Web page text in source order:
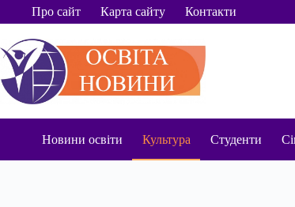
ПерейтиПро сайт Карта сайту Контакти
Новини освіти Культура Студенти